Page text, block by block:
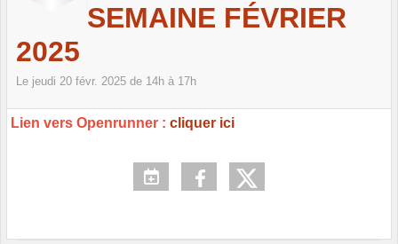
SEMAINE FÉVRIER
2025
Le jeudi 20 févr. 2025 de 14h à 17h
Lien vers Openrunner : cliquer ici